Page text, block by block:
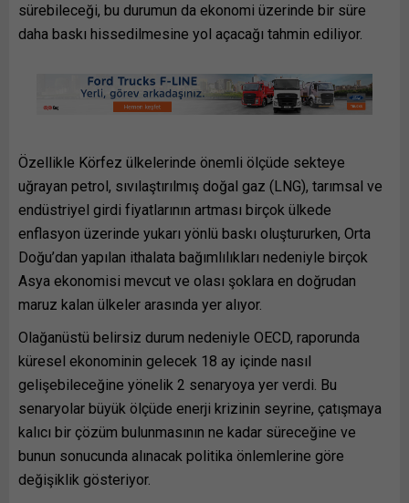
sürebileceği, bu durumun da ekonomi üzerinde bir süre
daha baskı hissedilmesine yol açacağı tahmin ediliyor.
Özellikle Körfez ülkelerinde önemli ölçüde sekteye
uğrayan petrol, sıvılaştırılmış doğal gaz (LNG), tarımsal ve
endüstriyel girdi fiyatlarının artması birçok ülkede
enflasyon üzerinde yukarı yönlü baskı oluştururken, Orta
Doğu’dan yapılan ithalata bağımlılıkları nedeniyle birçok
Asya ekonomisi mevcut ve olası şoklara en doğrudan
maruz kalan ülkeler arasında yer alıyor.
Olağanüstü belirsiz durum nedeniyle OECD, raporunda
küresel ekonominin gelecek 18 ay içinde nasıl
gelişebileceğine yönelik 2 senaryoya yer verdi. Bu
senaryolar büyük ölçüde enerji krizinin seyrine, çatışmaya
kalıcı bir çözüm bulunmasının ne kadar süreceğine ve
bunun sonucunda alınacak politika önlemlerine göre
değişiklik gösteriyor.